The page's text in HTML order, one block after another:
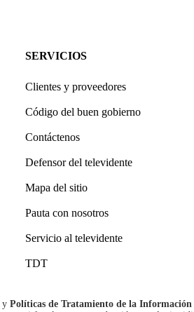
SERVICIOS
Clientes y proveedores
Código del buen gobierno
Contáctenos
Defensor del televidente
Mapa del sitio
Pauta con nosotros
Servicio al televidente
TDT
y Políticas de Tratamiento de la Información